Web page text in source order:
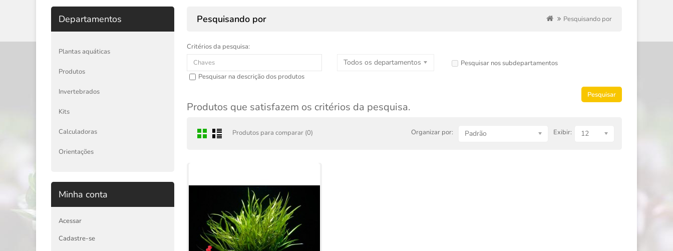
Departamentos
Plantas aquáticas
Produtos
Invertebrados
Kits
Calculadoras
Orientações
Minha conta
Acessar
Cadastre-se
Pesquisando por Pesquisando por
Critérios da pesquisa:
Todos os departamentos
Pesquisar nos subdepartamentos
Pesquisar na descrição dos produtos
Produtos que satisfazem os critérios da pesquisa.
Produtos para comparar (0) Organizar por: Padrão Exibir: 12